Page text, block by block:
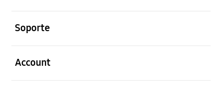
Soporte
Account